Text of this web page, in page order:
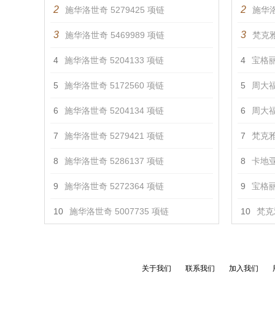
2 施华洛世奇 5279425 项链
3 施华洛世奇 5469989 项链
4 施华洛世奇 5204133 项链
5 施华洛世奇 5172560 项链
6 施华洛世奇 5204134 项链
7 施华洛世奇 5279421 项链
8 施华洛世奇 5286137 项链
9 施华洛世奇 5272364 项链
10 施华洛世奇 5007735 项链
2 施华
3 梵克
4 宝格
5 周大
6 周大
7 梵克
8 卡地
9 宝格
10 梵
关于我们 联系我们 加入我们